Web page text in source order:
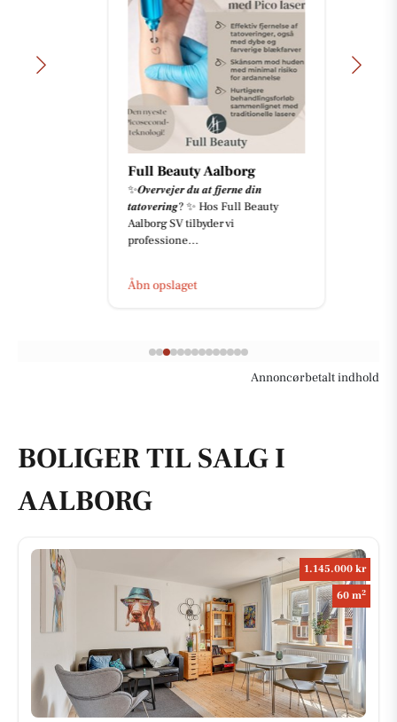
Full Beauty Aalborg
✨𝑶𝒗𝒆𝒓𝒗𝒆𝒋𝒆𝒓 𝒅𝒖 𝒂𝒕 𝒇𝒋𝒆𝒓𝒏𝒆 𝒅𝒊𝒏
𝒕𝒂𝒕𝒐𝒗𝒆𝒓𝒊𝒏𝒈? ✨ Hos Full Beauty
Aalborg SV tilbyder vi
professione...
Åbn opslaget
Annoncørbetalt indhold
BOLIGER TIL SALG I
AALBORG
1.145.000 kr
60 m2